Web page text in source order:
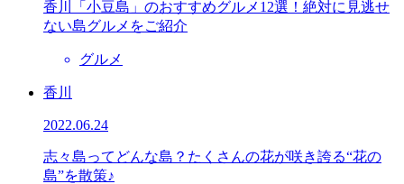
香川「小豆島」のおすすめグルメ12選！絶対に見逃せ
ない島グルメをご紹介
グルメ
香川
2022.06.24
志々島ってどんな島？たくさんの花が咲き誇る“花の
島”を散策♪